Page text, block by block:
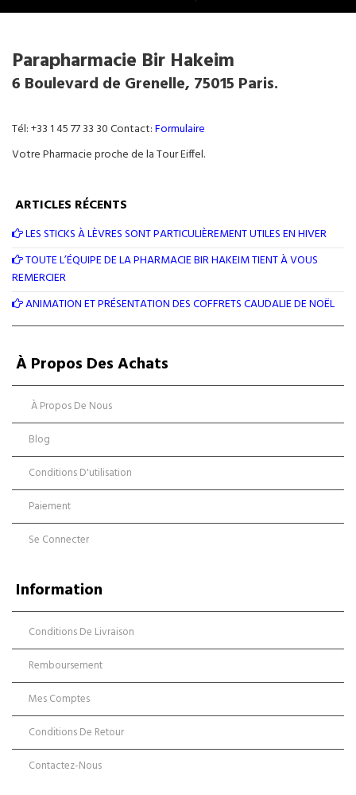
Parapharmacie Bir Hakeim
6 Boulevard de Grenelle, 75015 Paris.
Tél: +33 1 45 77 33 30 Contact:Formulaire
Votre Pharmacie proche de la Tour Eiffel.
ARTICLES RÉCENTS
LES STICKS À LÈVRES SONT PARTICULIÈREMENT UTILES EN HIVER
TOUTE L’ÉQUIPE DE LA PHARMACIE BIR HAKEIM TIENT À VOUS
REMERCIER
ANIMATION ET PRÉSENTATION DES COFFRETS CAUDALIE DE NOËL
À Propos Des Achats
À Propos De Nous
Blog
Conditions D'utilisation
Paiement
Se Connecter
Information
Conditions De Livraison
Remboursement
Mes Comptes
Conditions De Retour
Contactez-Nous